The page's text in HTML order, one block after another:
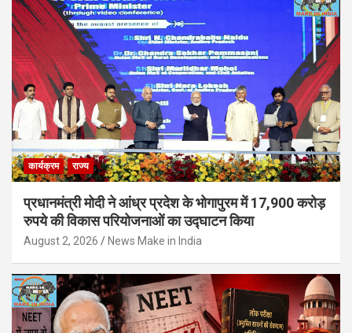
कार्यक्रम राज्य
प्रधानमंत्री मोदी ने आंध्र प्रदेश के भोगापुरम में 17,900 करोड़
रुपये की विकास परियोजनाओं का उद्घाटन किया
August 2, 2026 News Make in India